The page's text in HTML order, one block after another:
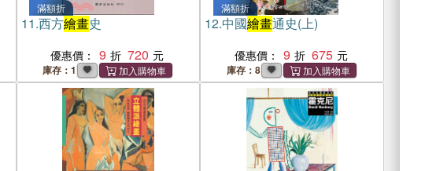
滿額折
11.西方繪畫史
優惠價： 9 720
庫存：1
滿額折
12.中國繪畫通史(上)
優惠價： 9 675
庫存：8